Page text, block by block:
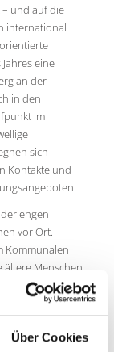
Über Cookies
und auf die
international
eine
an der
in den
im
sich
Kontakte und
engen
vor Ort.
Kommunalen
Menschen
unterstützt
erreicht
Angeboten oft